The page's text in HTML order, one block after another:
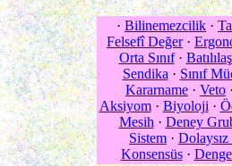
· Bilinemezcilik ·
Felsefî Değer·
Orta Sınıf·
Sendika · Sınıf
Kararname · Veto ·
Aksiyom· Biyoloji ·
Mesih · Deney
Sistem ·
Konsensüs·